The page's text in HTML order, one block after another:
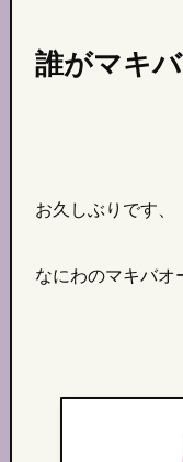
誰がマキ
お久しぶりです、
なにわのマキバオ